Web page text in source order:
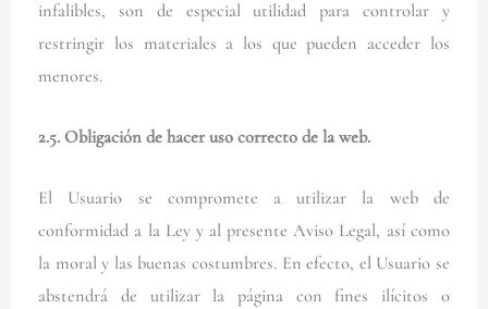
infalibles, son de especial utilidad para controlar y
restringir los materiales a los que pueden acceder los
menores.
2.5. Obligación de hacer uso correcto de la web.
El Usuario se compromete a utilizar la web de
conformidad a la Ley y al presente Aviso Legal, así como
la moral y las buenas costumbres. En efecto, el Usuario se
abstendrá de utilizar la página con fines ilícitos o